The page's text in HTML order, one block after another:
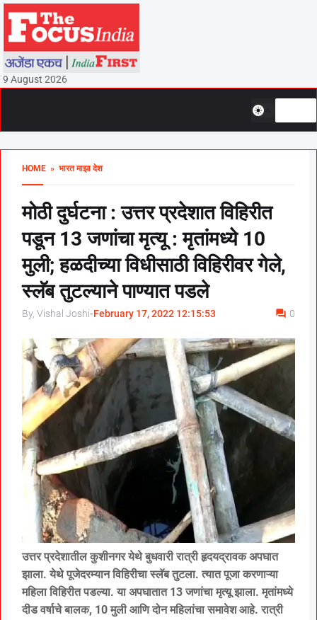
9 August 2026
HOME » भारत माझा देश
मोठी दुर्घटना : उत्तर प्रदेशात विहिरीत
पडून 13 जणांचा मृत्यू : मृतांमध्ये 10
मुली; हळदीच्या विधीसाठी विहिरीवर गेले,
स्लॅब तुटल्याने पाण्यात पडले
By, Vishal Joshi-February 17, 2022 12:15:53 0
उत्तर प्रदेशातील कुशीनगर येथे बुधवारी रात्री हृदयद्रावक अपघात
झाला. येथे पूजेदरम्यान विहिरीचा स्लॅब तुटला. त्यात पूजा करणाऱ्या
महिला विहिरीत पडल्या. या अपघातात 13 जणांचा मृत्यू झाला. मृतांमध्ये
दीड वर्षाचे बालक, 10 मुली आणि दोन महिलांचा समावेश आहे. रात्री